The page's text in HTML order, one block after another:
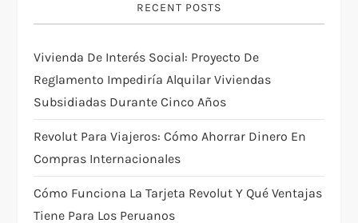
g
a
t
i
o
RECENT POSTS
Vivienda De Interés Social: Proyecto De
Reglamento Impediría Alquilar Viviendas
Subsidiadas Durante Cinco Años
Revolut Para Viajeros: Cómo Ahorrar Dinero En
Compras Internacionales
Cómo Funciona La Tarjeta Revolut Y Qué Ventajas
Tiene Para Los Peruanos